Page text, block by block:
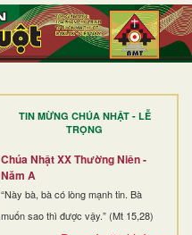
TIN MỪNG CHÚA NHẬT - LỄ
TRỌNG
Chúa Nhật XX Thường Niên -
Năm A
“Này bà, bà có lòng mạnh tin. Bà
muốn sao thì được vậy.” (Mt 15,28)